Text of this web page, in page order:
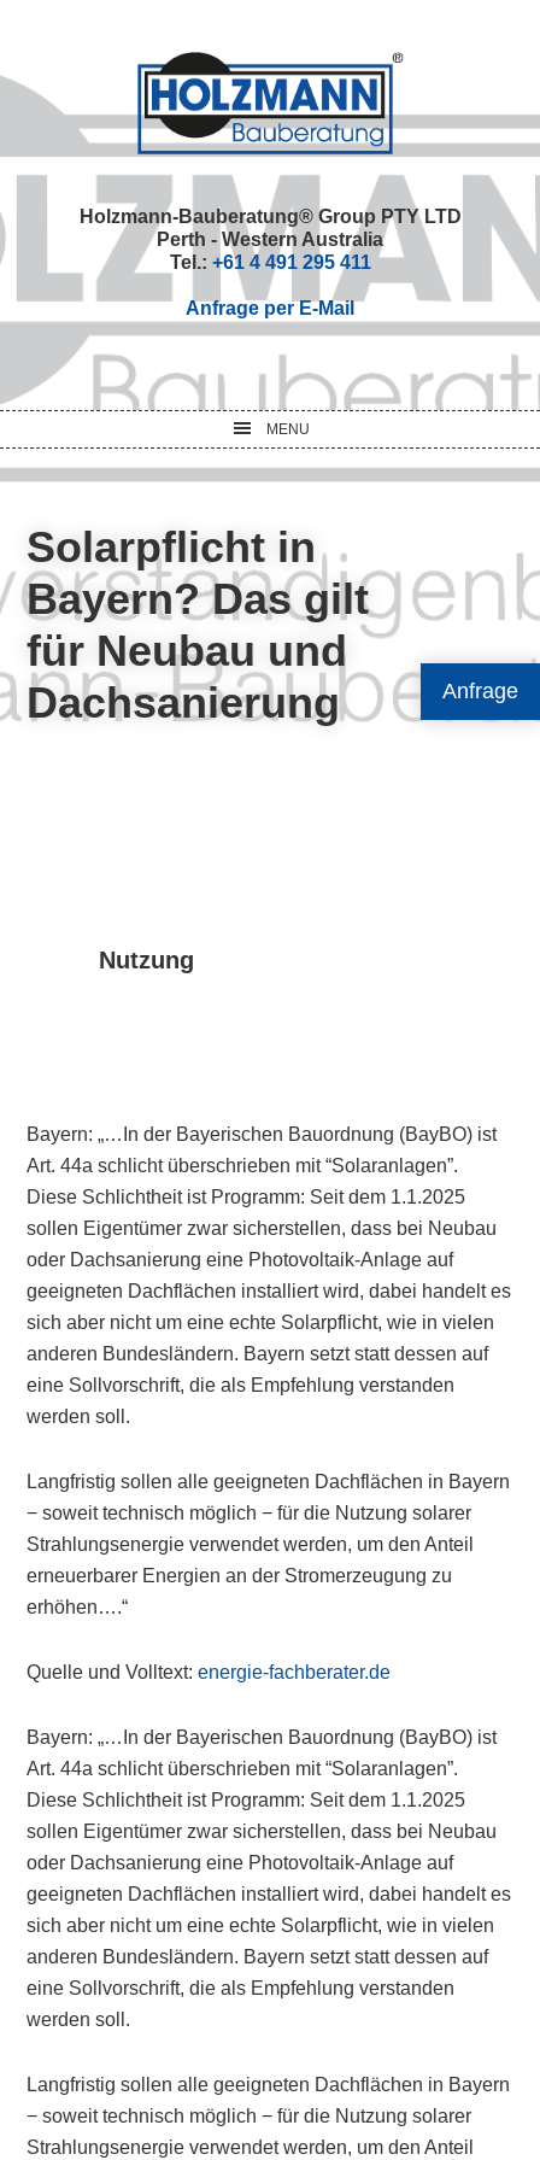
Anfrage
primary
navigation
main
content
primary
sidebar
footer
Holzmann-Bauberatung® Group PTY LTD
Perth - Western Australia
Tel.: +61 4 491 295 411
Anfrage per E-Mail
MENU
Solarpflicht in
Bayern? Das gilt
für Neubau und
Dachsanierung
Nutzung
Bayern: „…In der Bayerischen Bauordnung (BayBO) ist
Art. 44a schlicht überschrieben mit “Solaranlagen”.
Diese Schlichtheit ist Programm: Seit dem 1.1.2025
sollen Eigentümer zwar sicherstellen, dass bei Neubau
oder Dachsanierung eine Photovoltaik-Anlage auf
geeigneten Dachflächen installiert wird, dabei handelt es
sich aber nicht um eine echte Solarpflicht, wie in vielen
anderen Bundesländern. Bayern setzt statt dessen auf
eine Sollvorschrift, die als Empfehlung verstanden
werden soll.
Langfristig sollen alle geeigneten Dachflächen in Bayern
− soweit technisch möglich − für die Nutzung solarer
Strahlungsenergie verwendet werden, um den Anteil
erneuerbarer Energien an der Stromerzeugung zu
erhöhen….“
Quelle und Volltext:energie-fachberater.de
Bayern: „…In der Bayerischen Bauordnung (BayBO) ist
Art. 44a schlicht überschrieben mit “Solaranlagen”.
Diese Schlichtheit ist Programm: Seit dem 1.1.2025
sollen Eigentümer zwar sicherstellen, dass bei Neubau
oder Dachsanierung eine Photovoltaik-Anlage auf
geeigneten Dachflächen installiert wird, dabei handelt es
sich aber nicht um eine echte Solarpflicht, wie in vielen
anderen Bundesländern. Bayern setzt statt dessen auf
eine Sollvorschrift, die als Empfehlung verstanden
werden soll.
Langfristig sollen alle geeigneten Dachflächen in Bayern
− soweit technisch möglich − für die Nutzung solarer
Strahlungsenergie verwendet werden, um den Anteil